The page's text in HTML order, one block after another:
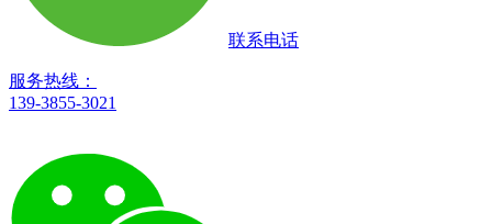
联系电话
服务热线：
139-3855-3021